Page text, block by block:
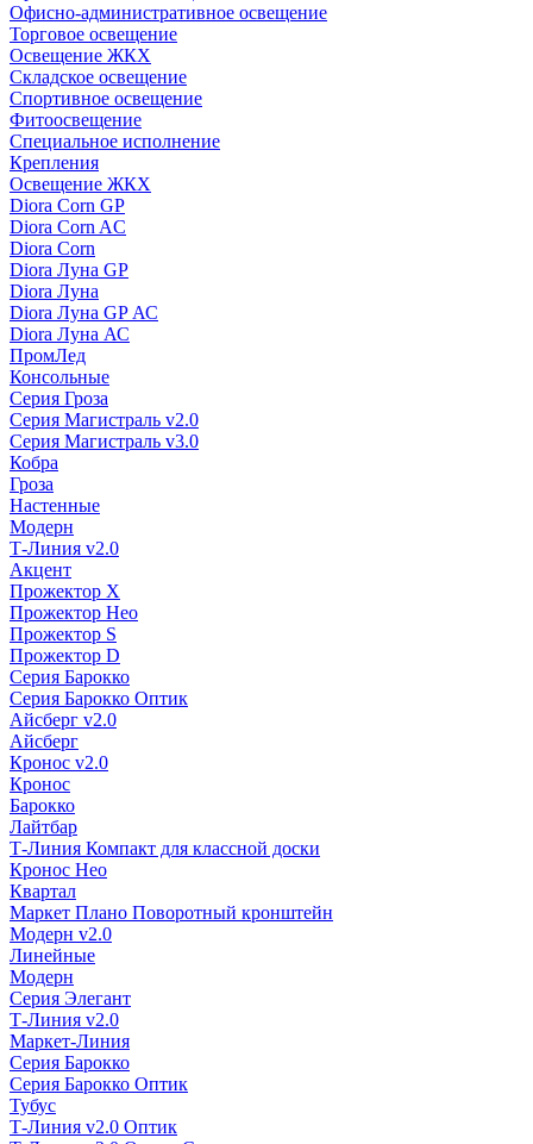
Офисно-административное освещение
Торговое освещение
Освещение ЖКХ
Складское освещение
Спортивное освещение
Фитоосвещение
Специальное исполнение
Крепления
Освещение ЖКХ
Diora Corn GP
Diora Corn AC
Diora Corn
Diora Луна GP
Diora Луна
Diora Луна GP АС
Diora Луна АС
ПромЛед
Консольные
Серия Гроза
Серия Магистраль v2.0
Серия Магистраль v3.0
Кобра
Гроза
Настенные
Модерн
Т-Линия v2.0
Акцент
Прожектор X
Прожектор Нео
Прожектор S
Прожектор D
Серия Барокко
Серия Барокко Оптик
Айсберг v2.0
Айсберг
Кронос v2.0
Кронос
Барокко
Лайтбар
Т-Линия Компакт для классной доски
Кронос Нео
Квартал
Маркет Плано Поворотный кронштейн
Модерн v2.0
Линейные
Модерн
Серия Элегант
Т-Линия v2.0
Маркет-Линия
Серия Барокко
Серия Барокко Оптик
Тубус
Т-Линия v2.0 Оптик